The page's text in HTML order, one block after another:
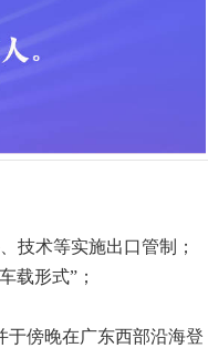
技术等实施出口管制；
载形式”；
于傍晚在广东西部沿海登